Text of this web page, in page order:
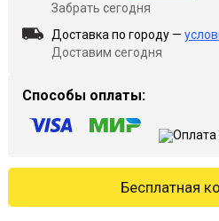
Забрать сегодня
Доставка по городу —
Доставим сегодня
Способы оплаты:
Бесплатная